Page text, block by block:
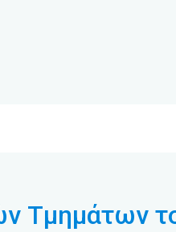
Τμημάτων